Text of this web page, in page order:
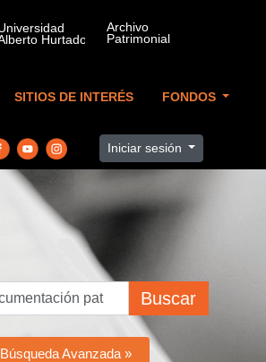
SITIOS DE INTERÉS FONDOS
Iniciar sesión
Buscar
Búsqueda Avanzada »